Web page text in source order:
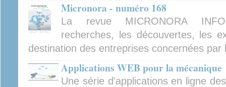
Micronora - numéro 168
La revue MICRONORA
recherches, les découvertes, les
destination des entreprises concernées
Applications WEB pour la mécanique
Une série d'applications en ligne